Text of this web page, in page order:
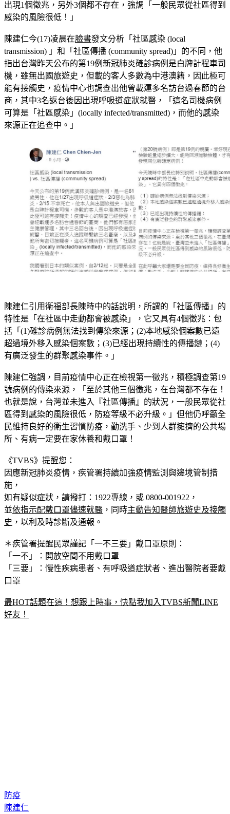
出現1個徵兆，另外3個都不存在，強調「一般民眾從社區得到
感染的風險很低！」
陳建仁今(17)凌晨在臉書發文分析「社區感染 (local
transmission) 」和「社區傳播 (community spread)」的不同，他
指出台灣昨天公布的第19例新冠肺炎確診病例是白牌計程車司
機，雖無出國旅遊史，但載的客人多數為中港澳籍，因此極可
能有接觸史，疫情中心也調查出他曾載運多名訪台過春節的台
商，其中3名返台後因出現呼吸道症狀就醫，「 這名司機病例
可算是「社區感染」(locally infected/transmitted)，而他的感染
來源正在追查中。 」
陳建仁引用衛福部長陳時中的話說明， 所謂的「社區傳播」的
特性是「在社區中走動都會被感染」，它又具有4個徵兆：包
括「(1)確診病例無法找到傳染來源；(2)本地感染個案數已遠
超過境外移入感染個案數；(3)已經出現持續性的傳播鏈；(4)
有廣泛發生的群聚感染事件。」
陳建仁強調， 目前疫情中心正在檢視第一徵兆，積極調查第19
號病例的傳染來源，「至於其他三個徵兆，在台灣都不存在！
也就是說， 台灣並未進入『社區傳播』的狀況，一般民眾從社
區得到感染的風險很低，防疫等級不必升級。 」但他仍呼籲全
民維持良好的衛生習慣防疫，勤洗手、少到人群擁擠的公共場
所、有病一定要在家休養和戴口罩！
《TVBS》提醒您：
因應新冠肺炎疫情，疾管署持續加強疫情監測與邊境管制措
施，
如有疑似症狀，請撥打：1922專線，或 0800-001922，
並依指示配戴口罩儘速就醫 ，同時主動告知醫師旅遊史及接觸
史 ，以利及時診斷及通報。
＊疾管署提醒民眾謹記 「一不三要」 戴口罩原則：
「一不」：開放空間不用戴口罩
「三要」：慢性疾病患者、有呼吸道症狀者、進出醫院者要戴
口罩
最HOT話題在這！想跟上時事，快點我加入TVBS新聞LINE
好友！
防疫
陳建仁